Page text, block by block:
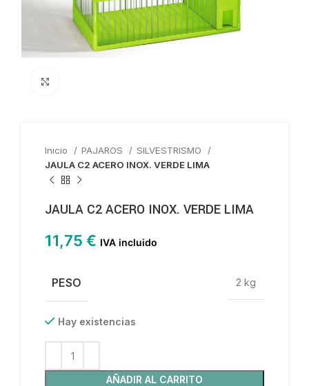
Inicio PAJAROS
SILVESTRISMO
JAULA C2 ACERO INOX. VERDE LIMA
JAULA C2 ACERO INOX. VERDE LIMA
11,75 € IVA incluido
PESO 2 kg
Hay existencias
AÑADIR AL CARRITO